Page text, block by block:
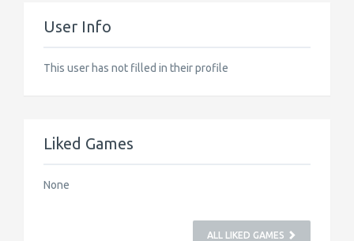
User Info
This user has not filled in their profile
Liked Games
None
ALL LIKED GAMES